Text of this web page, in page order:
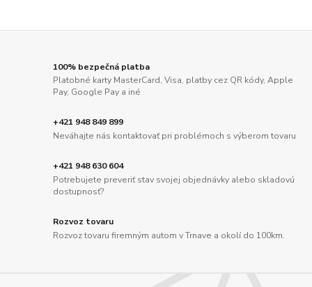
100% bezpečná platba
Platobné karty MasterCard, Visa, platby cez QR kódy, Apple
Pay, Google Pay a iné
+421 948 849 899
Neváhajte nás kontaktovať pri problémoch s výberom tovaru
+421 948 630 604
Potrebujete preveriť stav svojej objednávky alebo skladovú
dostupnosť?
Rozvoz tovaru
Rozvoz tovaru firemným autom v Trnave a okolí do 100km.